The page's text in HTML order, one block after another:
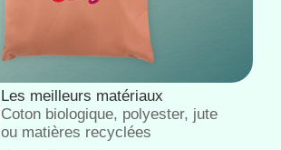
Les meilleurs matériaux
Coton biologique, polyester, jute
ou matières recyclées